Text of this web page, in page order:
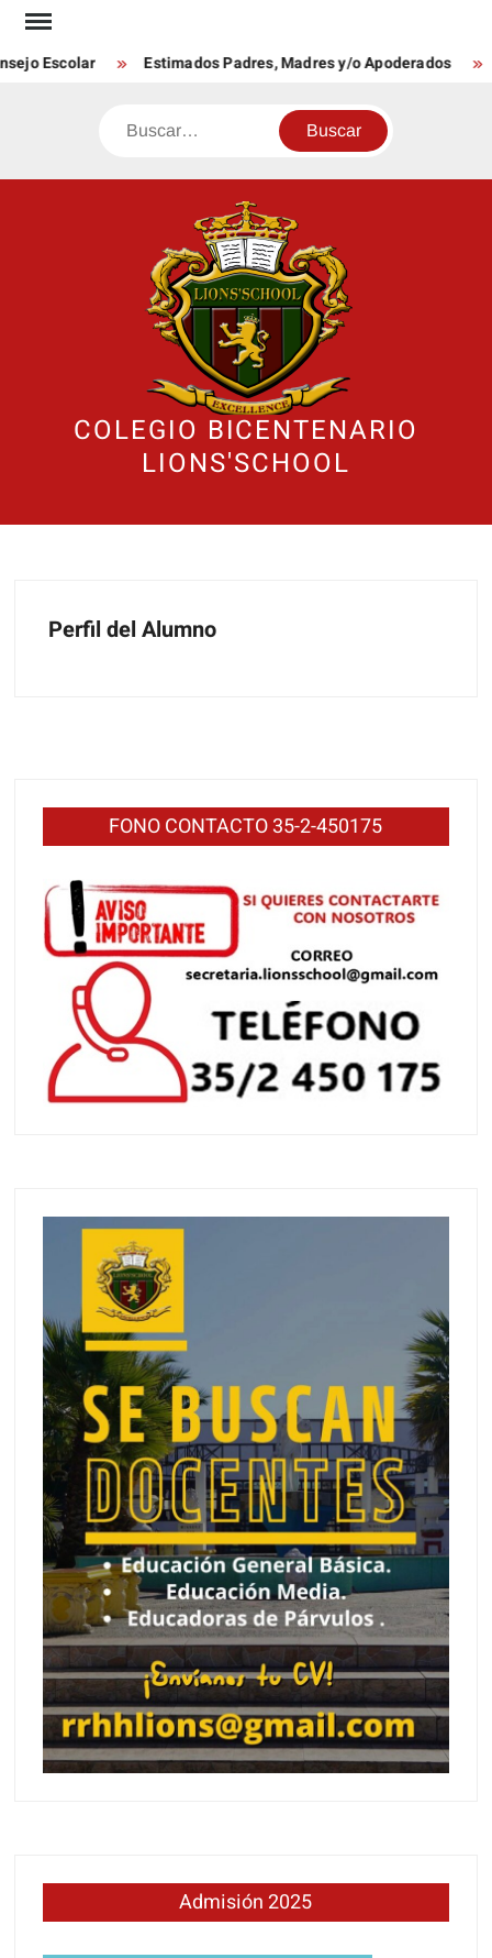
Saltar
contenido
Escolar Estimados Padres, Madres y/o Apoderados
Buscar
COLEGIO BICENTENARIO
LIONS'SCHOOL
Perfil del Alumno
FONO CONTACTO 35-2-450175
Admisión 2025